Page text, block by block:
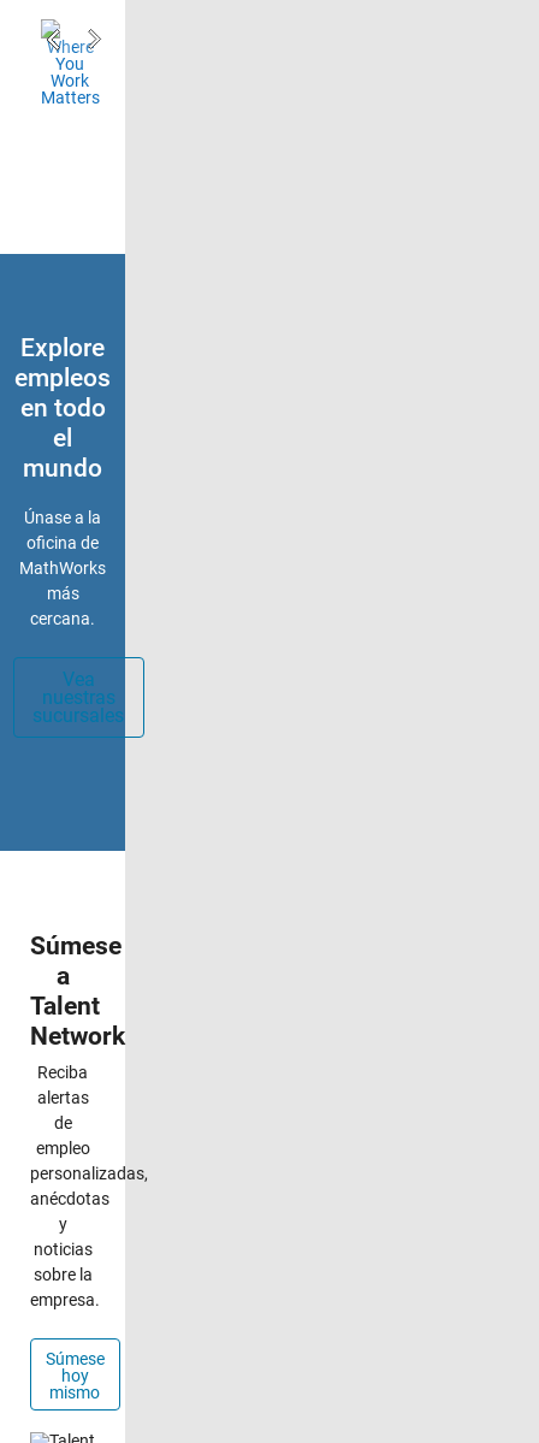
Explore
empleos
en todo
el
mundo
Únase a la
oficina de
MathWorks
más
cercana.
Vea
nuestras
sucursales
Súmese
a
Talent
Network
Reciba
alertas
de
empleo
personalizadas,
anécdotas
y
noticias
sobre la
empresa.
Súmese
hoy
mismo